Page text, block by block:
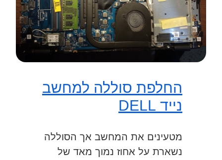
החלפת סוללה למחשב
נייד DELL
מטעינים את המחשב אך הסוללה
נשארת על אחוז נמוך מאד של